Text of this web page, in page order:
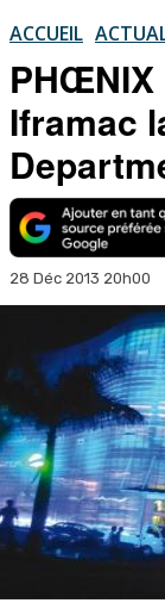
ACCUEIL
PHŒNIX
Iframac
28 Déc 2013 20h00